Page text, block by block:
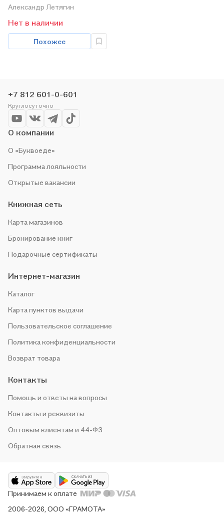
Александр Летягин
Нет в наличии
Похожее
+7 812 601-0-601
Круглосуточно
О компании
О «Буквоеде»
Программа лояльности
Открытые вакансии
Книжная сеть
Карта магазинов
Бронирование книг
Подарочные сертификаты
Интернет-магазин
Каталог
Карта пунктов выдачи
Пользовательское соглашение
Политика конфиденциальности
Возврат товара
Контакты
Помощь и ответы на вопросы
Контакты и реквизиты
Оптовым клиентам и 44-ФЗ
Обратная связь
2006-2026, ООО «ГРАМОТА»
Принимаем к оплате